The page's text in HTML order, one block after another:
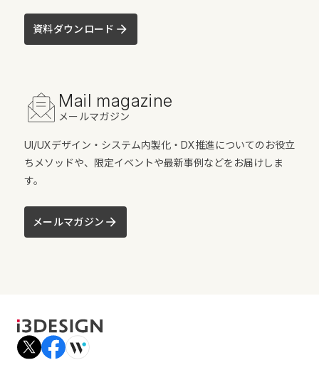
資料ダウンロード
Mail magazine
メールマガジン
UI/UXデザイン・システム内製化・DX推進についてのお役立
ちメソッドや、限定イベントや最新事例などをお届けしま
す。
メールマガジン